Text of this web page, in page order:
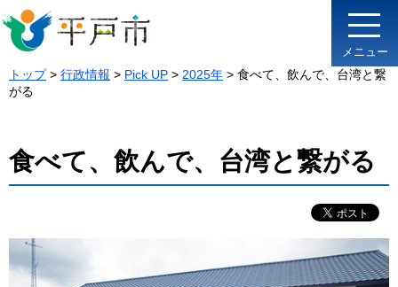
メニュー
トップ> 行政情報 > Pick UP > 2025年 > 食べて、飲んで、台湾と繋
がる
食べて、飲んで、台湾と繋がる